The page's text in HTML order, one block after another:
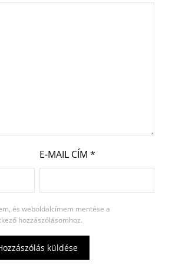
E-MAIL CÍM *
és weboldalcímem mentése a
hozzászólásomhoz.